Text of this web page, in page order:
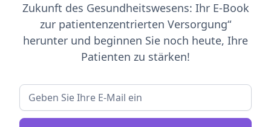
Zukunft des Gesundheitswesens: Ihr E-Book
zur patientenzentrierten Versorgung“
herunter und beginnen Sie noch heute, Ihre
Patienten zu stärken!